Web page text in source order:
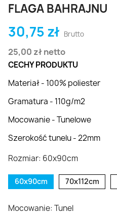
FLAGA BAHRAJNU
30,75 zł Brutto
25,00 zł netto
CECHY PRODUKTU
Materiał - 100% poliester
Gramatura - 110g/m2
Mocowanie - Tunelowe
Szerokość tunelu - 22mm
Rozmiar: 60x90cm
60x90cm 70x112cm
Mocowanie: Tunel